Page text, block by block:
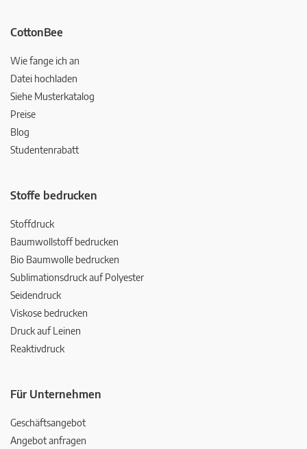
CottonBee
Wie fange ich an
Datei hochladen
Siehe Musterkatalog
Preise
Blog
Studentenrabatt
Stoffe bedrucken
Stoffdruck
Baumwollstoff bedrucken
Bio Baumwolle bedrucken
Sublimationsdruck auf Polyester
Seidendruck
Viskose bedrucken
Druck auf Leinen
Reaktivdruck
Für Unternehmen
Geschäftsangebot
Angebot anfragen